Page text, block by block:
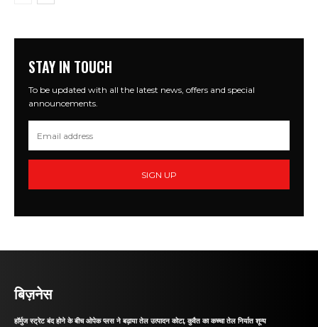
STAY IN TOUCH
To be updated with all the latest news, offers and special
announcements.
SIGN UP
बिज़नेस
हॉर्मुज स्ट्रेट बंद होने के बीच ओपेक प्लस ने बढ़ाया तेल उत्पादन कोटा, कुवैत का कच्चा तेल निर्यात शून्य